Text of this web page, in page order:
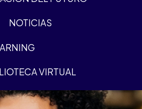
NOTICIAS
VIRTUAL